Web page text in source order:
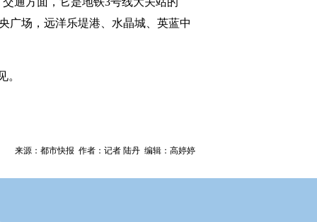
广场，远洋乐堤港、水晶城、英蓝中
。
来源：都市快报 作者：记者 陆丹 编辑：高婷婷